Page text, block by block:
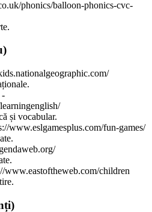
phonics/balloon-phonics-cvc-
-
și vocabular.
www.eslgamesplus.com/fun-games/
www.eastoftheweb.com/children